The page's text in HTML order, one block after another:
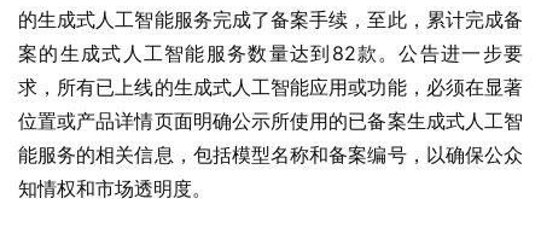
的生成式人工智能服务完成了备案手续，至此，累计完成备
案的生成式人工智能服务数量达到82款。公告进一步要
求，所有已上线的生成式人工智能应用或功能，必须在显著
位置或产品详情页面明确公示所使用的已备案生成式人工智
能服务的相关信息，包括模型名称和备案编号，以确保公众
知情权和市场透明度。